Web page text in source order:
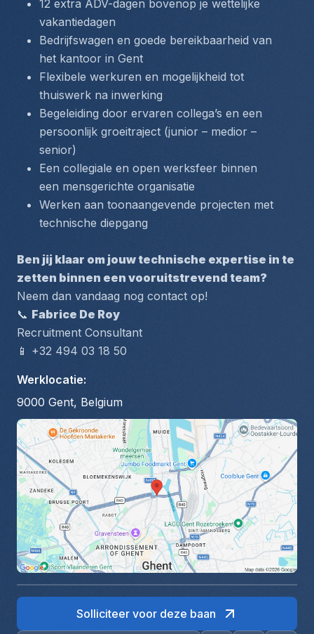
12 extra ADV-dagen bovenop je wettelijke
vakantiedagen
Bedrijfswagen en goede bereikbaarheid van
het kantoor in Gent
Flexibele werkuren en mogelijkheid tot
thuiswerk na inwerking
Begeleiding door ervaren collega’s en een
persoonlijk groeitraject (junior – medior –
senior)
Een collegiale en open werksfeer binnen
een mensgerichte organisatie
Werken aan toonaangevende projecten met
technische diepgang
Ben jij klaar om jouw technische expertise in te
zetten binnen een vooruitstrevend team?
Neem dan vandaag nog contact op!
📞 Fabrice De Roy
Recruitment Consultant
📱 +32 494 03 18 50
Werklocatie:
9000 Gent, Belgium
Solliciteer voor deze baan